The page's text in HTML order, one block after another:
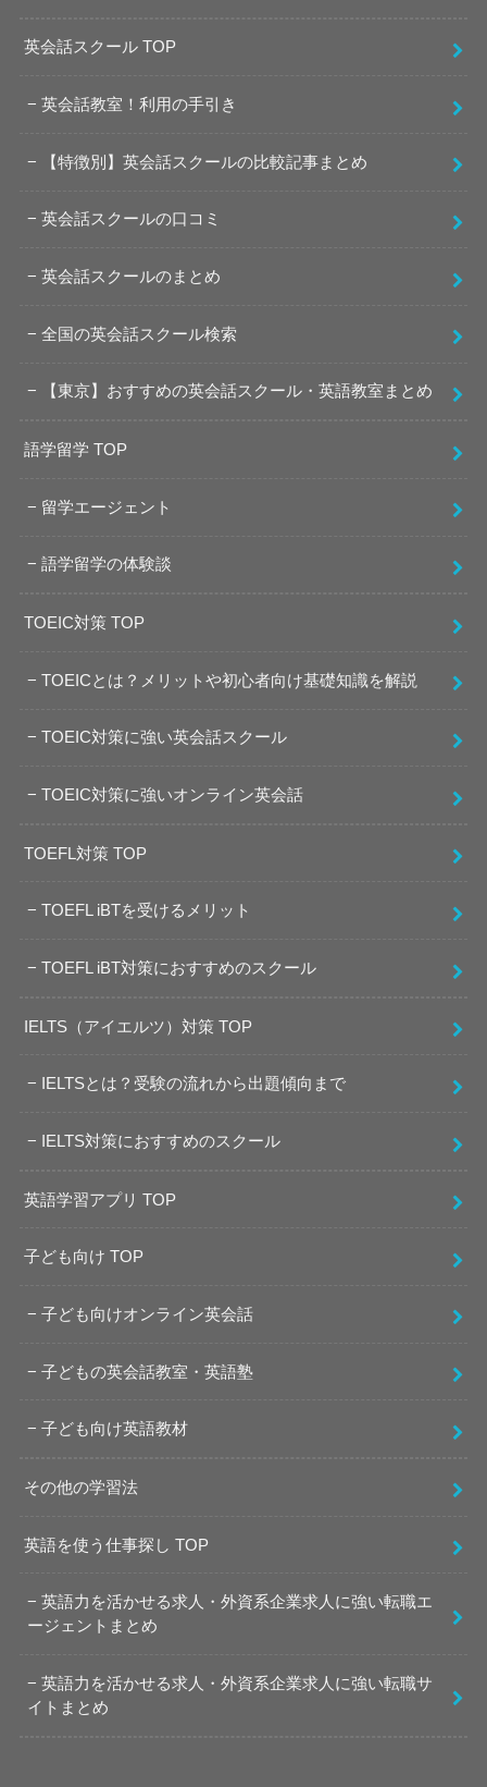
英会話スクール TOP
英会話教室！利用の手引き
【特徴別】英会話スクールの比較記事まとめ
英会話スクールの口コミ
英会話スクールのまとめ
全国の英会話スクール検索
【東京】おすすめの英会話スクール・英語教室まとめ
語学留学 TOP
留学エージェント
語学留学の体験談
TOEIC対策 TOP
TOEICとは？メリットや初心者向け基礎知識を解説
TOEIC対策に強い英会話スクール
TOEIC対策に強いオンライン英会話
TOEFL対策 TOP
TOEFL iBTを受けるメリット
TOEFL iBT対策におすすめのスクール
IELTS（アイエルツ）対策 TOP
IELTSとは？受験の流れから出題傾向まで
IELTS対策におすすめのスクール
英語学習アプリ TOP
子ども向け TOP
子ども向けオンライン英会話
子どもの英会話教室・英語塾
子ども向け英語教材
その他の学習法
英語を使う仕事探し TOP
英語力を活かせる求人・外資系企業求人に強い転職エ
ージェントまとめ
英語力を活かせる求人・外資系企業求人に強い転職サ
イトまとめ